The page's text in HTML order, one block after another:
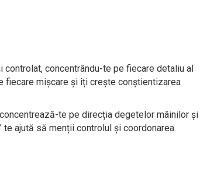
concentrându-te pe fiecare detaliu al
fiecare mișcare și îți crește conștientizarea
te pe direcția degetelor mâinilor și
ajută să menții controlul și coordonarea.